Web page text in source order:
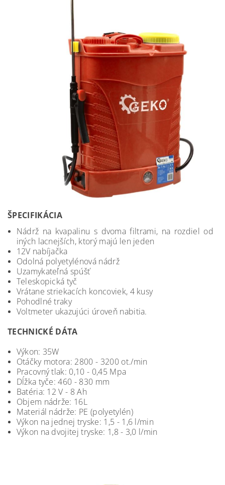
ŠPECIFIKÁCIA
Nádrž na kvapalinu s dvoma filtrami, na rozdiel od
iných lacnejších, ktorý majú len jeden
12V nabíjačka
Odolná polyetylénová nádrž
Uzamykateľná spúšť
Teleskopická tyč
Vrátane striekacích koncoviek, 4 kusy
Pohodlné traky
Voltmeter ukazujúci úroveň nabitia.
TECHNICKÉ DÁTA
Výkon: 35W
Otáčky motora: 2800 - 3200 ot./min
Pracovný tlak: 0,10 - 0,45 Mpa
Dĺžka tyče: 460 - 830 mm
Batéria: 12 V - 8 Ah
Objem nádrže: 16L
Materiál nádrže: PE (polyetylén)
Výkon na jednej tryske: 1,5 - 1,6 l/min
Výkon na dvojitej tryske: 1,8 - 3,0 l/min